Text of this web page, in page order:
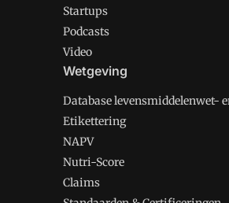
Startups
Podcasts
Video
Wetgeving
Database levensmiddelenwet-
Etikettering
NAPV
Nutri-Score
Claims